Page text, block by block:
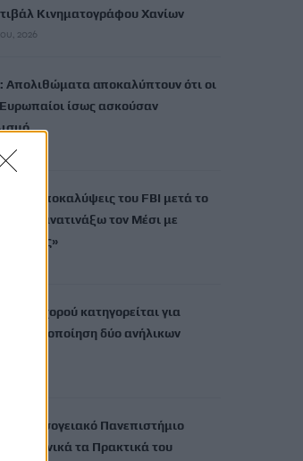
Κινηματογράφου Χανίων
2026
Απολιθώματα αποκαλύπτουν ότι οι
ίσως ασκούσαν
2026
αποκαλύψεις του FBI μετά το
«Θα ανατινάξω τον Μέσι με
βόμβες»
2026
χορού κατηγορείται για
κακοποίηση δύο ανήλικων
2026
Μεσογειακό Πανεπιστήμιο
ηλεκτρονικά τα Πρακτικά του